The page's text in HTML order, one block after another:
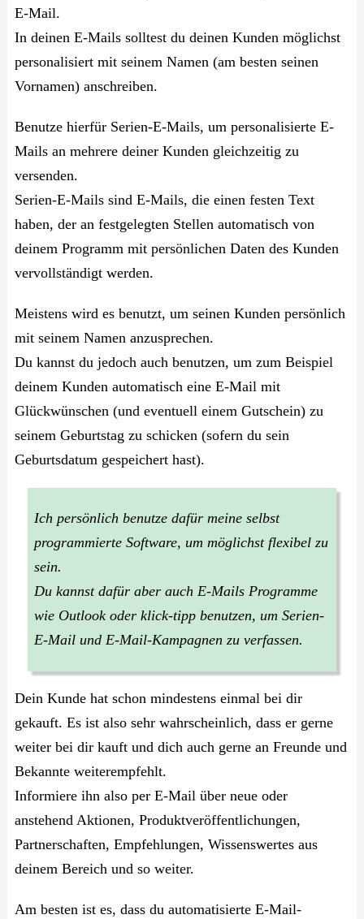
E-Mail.
In deinen E-Mails solltest du deinen Kunden möglichst
personalisiert mit seinem Namen (am besten seinen
Vornamen) anschreiben.
Benutze hierfür Serien-E-Mails, um personalisierte E-
Mails an mehrere deiner Kunden gleichzeitig zu
versenden.
Serien-E-Mails sind E-Mails, die einen festen Text
haben, der an festgelegten Stellen automatisch von
deinem Programm mit persönlichen Daten des Kunden
vervollständigt werden.
Meistens wird es benutzt, um seinen Kunden persönlich
mit seinem Namen anzusprechen.
Du kannst du jedoch auch benutzen, um zum Beispiel
deinem Kunden automatisch eine E-Mail mit
Glückwünschen (und eventuell einem Gutschein) zu
seinem Geburtstag zu schicken (sofern du sein
Geburtsdatum gespeichert hast).
Ich persönlich benutze dafür meine selbst
programmierte Software, um möglichst flexibel zu
sein.
Du kannst dafür aber auch E-Mails Programme
wie Outlook oder klick-tipp benutzen, um Serien-
E-Mail und E-Mail-Kampagnen zu verfassen.
Dein Kunde hat schon mindestens einmal bei dir
gekauft. Es ist also sehr wahrscheinlich, dass er gerne
weiter bei dir kauft und dich auch gerne an Freunde und
Bekannte weiterempfehlt.
Informiere ihn also per E-Mail über neue oder
anstehend Aktionen, Produktveröffentlichungen,
Partnerschaften, Empfehlungen, Wissenswertes aus
deinem Bereich und so weiter.
Am besten ist es, dass du automatisierte E-Mail-